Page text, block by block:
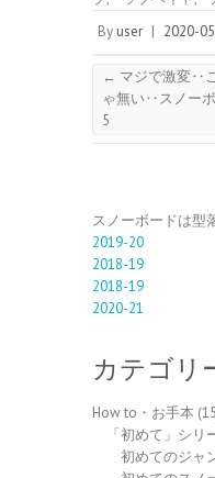
By user | 2020-
← マジで激変‥
ゃ無い‥スノー
5
スノーボードは型
2019-20
2018-19
2018-19
2020-21
カテゴリ
How to・お手本
「初めて」シリ
初めてのジャ